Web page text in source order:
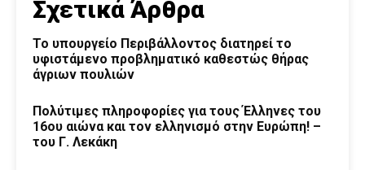
Σχετικά Άρθρα
Το υπουργείο Περιβάλλοντος διατηρεί το
υφιστάμενο προβληματικό καθεστώς θήρας
άγριων πουλιών
Πολύτιμες πληροφορίες για τους Έλληνες του
16ου αιώνα και τον ελληνισμό στην Ευρώπη! –
του Γ. Λεκάκη